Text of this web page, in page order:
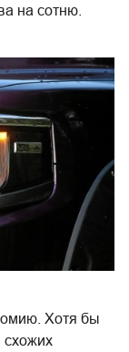
на сотню.
Хотя бы
схожих